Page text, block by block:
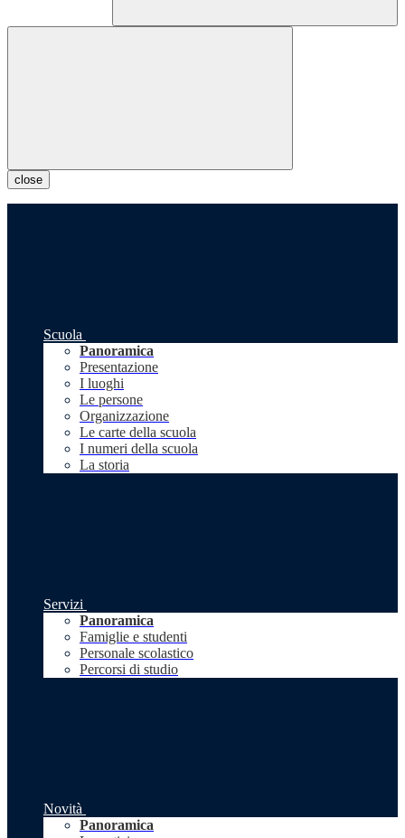
close
Scuola
Panoramica
Presentazione
I luoghi
Le persone
Organizzazione
Le carte della scuola
I numeri della scuola
La storia
Servizi
Panoramica
Famiglie e studenti
Personale scolastico
Percorsi di studio
Novità
Panoramica